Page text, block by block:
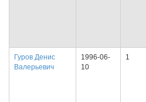
Гуров Денис
Валерьевич
1996-06-
10
1